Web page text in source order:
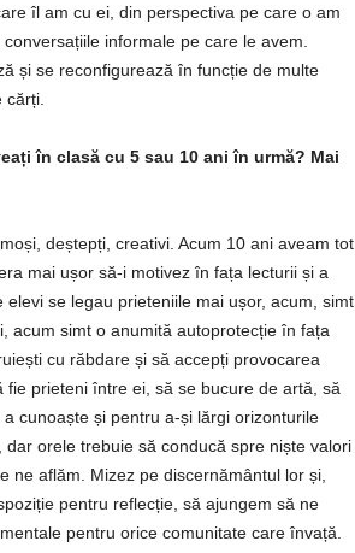
îl am cu ei, din perspectiva pe care o am
informale pe care le avem.
și se reconfigurează în funcție de multe
în clasă cu 5 sau 10 ani în urmă? Mai
deștepți, creativi. Acum 10 ani aveam tot
mai ușor să-i motivez în fața lecturii și a
se legau prieteniile mai ușor, acum, simt
acum simt o anumită autoprotecție în fața
cu răbdare și să accepți provocarea
prieteni între ei, să se bucure de artă, să
cunoaște și pentru a-și lărgi orizonturile
orele trebuie să conducă spre niște valori
ne aflăm. Mizez pe discernământul lor și,
pentru reflecție, să ajungem să ne
pentru orice comunitate care învață.